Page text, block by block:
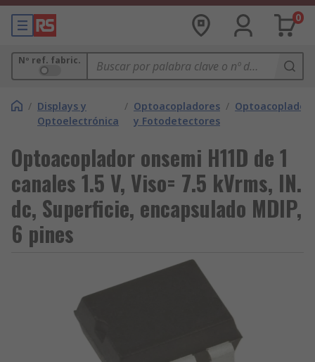
0
Nº ref. fabric.
/ Displays y
Optoelectrónica
/ Optoacopladores
y Fotodetectores
/
Optoacoplador onsemi H11D de 1
canales 1.5 V, Viso= 7.5 kVrms, IN.
dc, Superficie, encapsulado MDIP,
6 pines